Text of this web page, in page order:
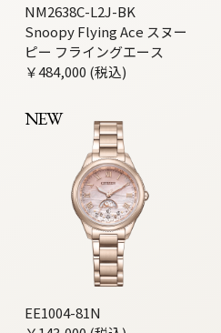
NM2638C-L2J-BK
Snoopy Flying Ace スヌー
ピー フライングエース
￥484,000 (税込)
NEW
EE1004-81N